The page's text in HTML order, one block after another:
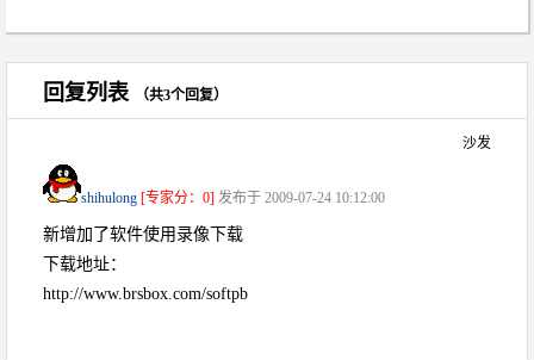
回复列表 （共3个回复）
沙发
shihulong [专家分：0] 发布于 2009-07-24 10:12:00
新增加了软件使用录像下载
下载地址：
http://www.brsbox.com/softpb